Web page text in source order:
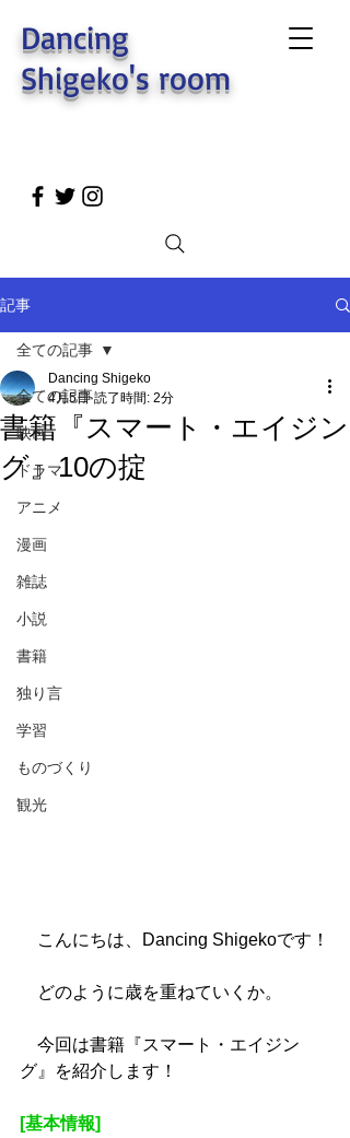
Dancing
Shigeko's room
記事
全ての記事
映画
ドラマ
アニメ
漫画
雑誌
小説
書籍
独り言
学習
ものづくり
観光
全ての記事
書籍『スマート・エイジン
グ』10の掟
Dancing Shigeko
4月5日 読了時間: 2分
こんにちは、Dancing Shigekoです！
どのように歳を重ねていくか。
今回は書籍『スマート・エイジン
グ』を紹介します！
[基本情報]